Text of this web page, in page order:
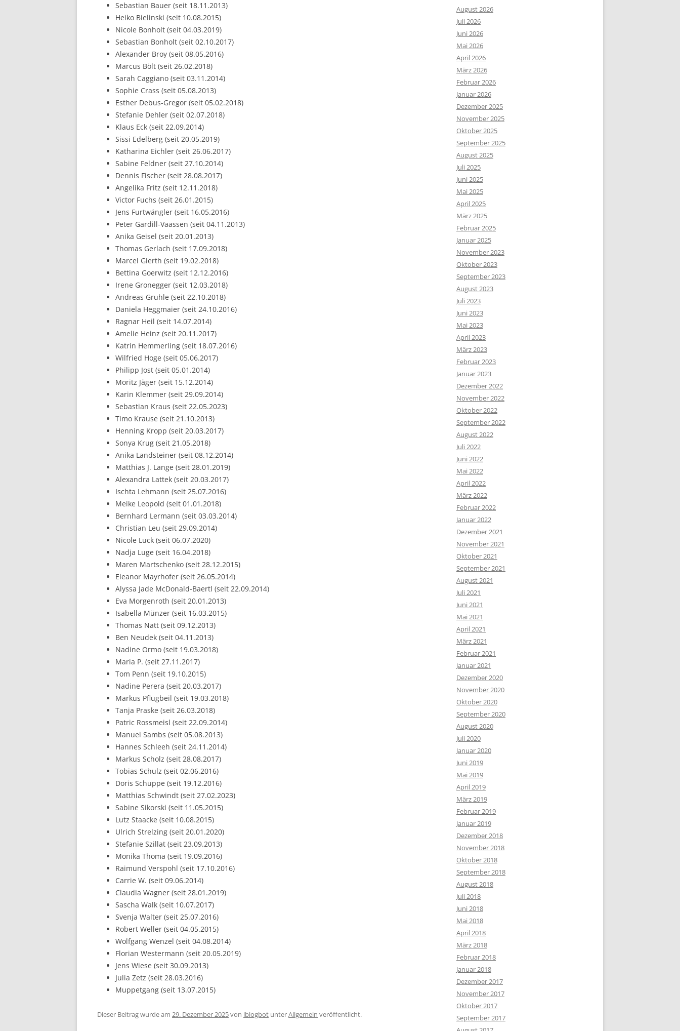
Sebastian Bauer (seit 18.11.2013)
Heiko Bielinski (seit 10.08.2015)
Nicole Bonholt (seit 04.03.2019)
Sebastian Bonholt (seit 02.10.2017)
Alexander Broy (seit 08.05.2016)
Marcus Bölt (seit 26.02.2018)
Sarah Caggiano (seit 03.11.2014)
Sophie Crass (seit 05.08.2013)
Esther Debus-Gregor (seit 05.02.2018)
Stefanie Dehler (seit 02.07.2018)
Klaus Eck (seit 22.09.2014)
Sissi Edelberg (seit 20.05.2019)
Katharina Eichler (seit 26.06.2017)
Sabine Feldner (seit 27.10.2014)
Dennis Fischer (seit 28.08.2017)
Angelika Fritz (seit 12.11.2018)
Victor Fuchs (seit 26.01.2015)
Jens Furtwängler (seit 16.05.2016)
Peter Gardill-Vaassen (seit 04.11.2013)
Anika Geisel (seit 20.01.2013)
Thomas Gerlach (seit 17.09.2018)
Marcel Gierth (seit 19.02.2018)
Bettina Goerwitz (seit 12.12.2016)
Irene Gronegger (seit 12.03.2018)
Andreas Gruhle (seit 22.10.2018)
Daniela Heggmaier (seit 24.10.2016)
Ragnar Heil (seit 14.07.2014)
Amelie Heinz (seit 20.11.2017)
Katrin Hemmerling (seit 18.07.2016)
Wilfried Hoge (seit 05.06.2017)
Philipp Jost (seit 05.01.2014)
Moritz Jäger (seit 15.12.2014)
Karin Klemmer (seit 29.09.2014)
Sebastian Kraus (seit 22.05.2023)
Timo Krause (seit 21.10.2013)
Henning Kropp (seit 20.03.2017)
Sonya Krug (seit 21.05.2018)
Anika Landsteiner (seit 08.12.2014)
Matthias J. Lange (seit 28.01.2019)
Alexandra Lattek (seit 20.03.2017)
Ischta Lehmann (seit 25.07.2016)
Meike Leopold (seit 01.01.2018)
Bernhard Lermann (seit 03.03.2014)
Christian Leu (seit 29.09.2014)
Nicole Luck (seit 06.07.2020)
Nadja Luge (seit 16.04.2018)
Maren Martschenko (seit 28.12.2015)
Eleanor Mayrhofer (seit 26.05.2014)
Alyssa Jade McDonald-Baertl (seit 22.09.2014)
Eva Morgenroth (seit 20.01.2013)
Isabella Münzer (seit 16.03.2015)
Thomas Natt (seit 09.12.2013)
Ben Neudek (seit 04.11.2013)
Nadine Ormo (seit 19.03.2018)
Maria P. (seit 27.11.2017)
Tom Penn (seit 19.10.2015)
Nadine Perera (seit 20.03.2017)
Markus Pflugbeil (seit 19.03.2018)
Tanja Praske (seit 26.03.2018)
Patric Rossmeisl (seit 22.09.2014)
Manuel Sambs (seit 05.08.2013)
Hannes Schleeh (seit 24.11.2014)
Markus Scholz (seit 28.08.2017)
Tobias Schulz (seit 02.06.2016)
Doris Schuppe (seit 19.12.2016)
Matthias Schwindt (seit 27.02.2023)
Sabine Sikorski (seit 11.05.2015)
Lutz Staacke (seit 10.08.2015)
Ulrich Strelzing (seit 20.01.2020)
Stefanie Szillat (seit 23.09.2013)
Monika Thoma (seit 19.09.2016)
Raimund Verspohl (seit 17.10.2016)
Carrie W. (seit 09.06.2014)
Claudia Wagner (seit 28.01.2019)
Sascha Walk (seit 10.07.2017)
Svenja Walter (seit 25.07.2016)
Robert Weller (seit 04.05.2015)
Wolfgang Wenzel (seit 04.08.2014)
Florian Westermann (seit 20.05.2019)
Jens Wiese (seit 30.09.2013)
Julia Zetz (seit 28.03.2016)
Muppetgang (seit 13.07.2015)
Dieser Beitrag wurde am 29. Dezember 2025von iblogbot unterAllgemein veröffentlicht.
August 2026
Juli 2026
Juni 2026
Mai 2026
April 2026
März 2026
Februar 2026
Januar 2026
Dezember 2025
November 2025
Oktober 2025
September 2025
August 2025
Juli 2025
Juni 2025
Mai 2025
April 2025
März 2025
Februar 2025
Januar 2025
November 2023
Oktober 2023
September 2023
August 2023
Juli 2023
Juni 2023
Mai 2023
April 2023
März 2023
Februar 2023
Januar 2023
Dezember 2022
November 2022
Oktober 2022
September 2022
August 2022
Juli 2022
Juni 2022
Mai 2022
April 2022
März 2022
Februar 2022
Januar 2022
Dezember 2021
November 2021
Oktober 2021
September 2021
August 2021
Juli 2021
Juni 2021
Mai 2021
April 2021
März 2021
Februar 2021
Januar 2021
Dezember 2020
November 2020
Oktober 2020
September 2020
August 2020
Juli 2020
Januar 2020
Juni 2019
Mai 2019
April 2019
März 2019
Februar 2019
Januar 2019
Dezember 2018
November 2018
Oktober 2018
September 2018
August 2018
Juli 2018
Juni 2018
Mai 2018
April 2018
März 2018
Februar 2018
Januar 2018
Dezember 2017
November 2017
Oktober 2017
September 2017